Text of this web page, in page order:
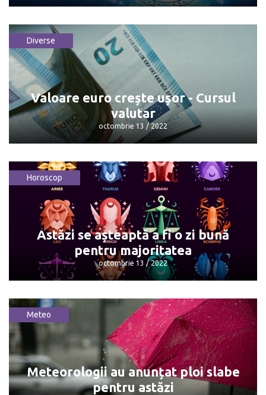
Horoscopul pentru 14 octombrie 2022
- cine sunt norocoșii
octombrie 13 / 2022
Diverse
Valoare euro crește ușor - Cursul
valutar
octombrie 13 / 2022
Valoare euro crește ușor - Cursul
valutar
octombrie 13 / 2022
Horoscop
Astăzi se așteaptă a fi o zi bună
pentru majoritatea
octombrie 13 / 2022
Astăzi se așteaptă a fi o zi bună pentru
majoritatea
octombrie 13 / 2022
Meteo
Meteorologii au anunțat ploi slabe
pentru astăzi